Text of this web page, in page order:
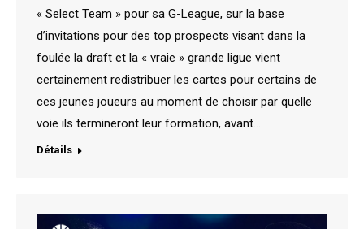
« Select Team » pour sa G-League, sur la base
d’invitations pour des top prospects visant dans la
foulée la draft et la « vraie » grande ligue vient
certainement redistribuer les cartes pour certains de
ces jeunes joueurs au moment de choisir par quelle
voie ils termineront leur formation, avant…
Détails